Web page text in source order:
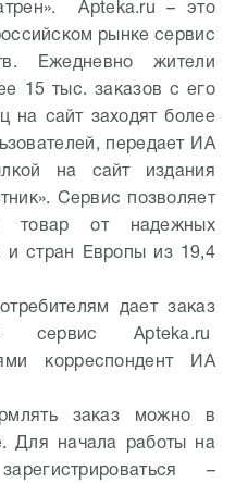
Apteka.ru – это
рынке сервис
Ежедневно жители
15 тыс. заказов с его
на сайт заходят более
передает ИА
на сайт издания
Сервис позволяет
товар от надежных
и стран Европы из 19,4
дает заказ
сервис Apteka.ru
корреспондент ИА
заказ можно в
Для начала работы на
–